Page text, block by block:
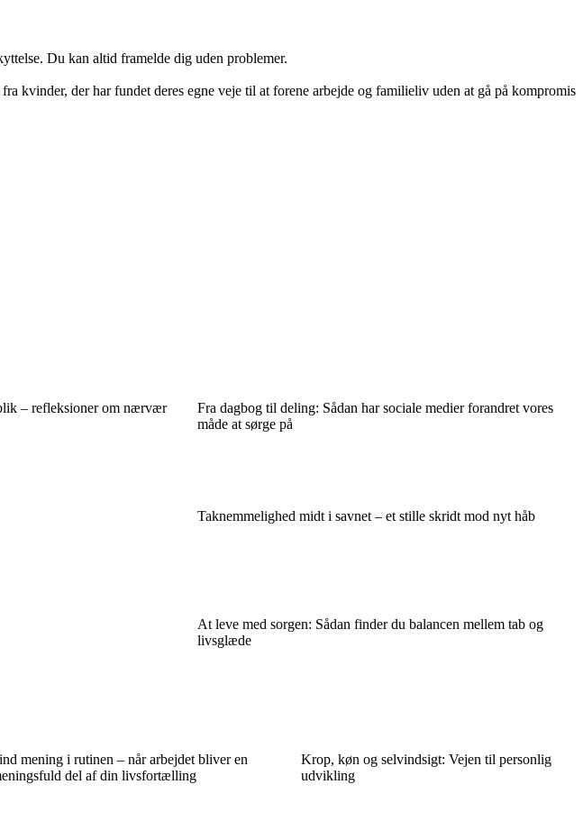
Du kan altid framelde dig uden problemer.
kvinder, der har fundet deres egne veje til at forene arbejde og familieliv uden at gå på kompromis
– refleksioner om nærvær
Fra dagbog til deling: Sådan har sociale medier forandret vores
måde at sørge på
Taknemmelighed midt i savnet – et stille skridt mod nyt håb
At leve med sorgen: Sådan finder du balancen mellem tab og
livsglæde
mening i rutinen – når arbejdet bliver en
del af din livsfortælling
Krop, køn og selvindsigt: Vejen til personlig
udvikling